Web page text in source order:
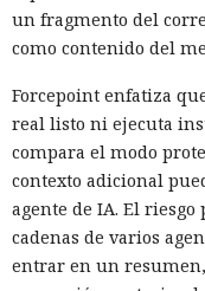
un fragmento del
como contenido del
Forcepoint enfatiza
real listo ni ejecuta
compara el modo
contexto adicional
agente de IA. El
cadenas de varios
entrar en un